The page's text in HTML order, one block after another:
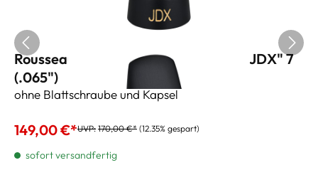
Rousseau 3.0 Sopransaxmundstück "JDX" 7
(.065")
ohne Blattschraube und Kapsel
149,00 €*UVP: 170,00 €* (12.35% gespart)
sofort versandfertig